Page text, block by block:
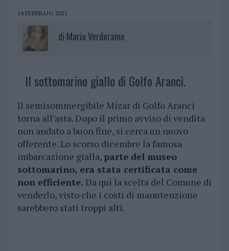
14 FEBBRAIO 2021
di Maria Verderame
Il sottomarino giallo di Golfo Aranci.
Il semisommergibile Mizar di Golfo Aranci
torna all’asta. Dopo il primo avviso di vendita
non andato a buon fine, si cerca un nuovo
offerente. Lo scorso dicembre la famosa
imbarcazione gialla, parte del museo
sottomarino, era stata certificata come
non efficiente. Da qui la scelta del Comune di
venderlo, visto che i costi di manutenzione
sarebbero stati troppi alti.